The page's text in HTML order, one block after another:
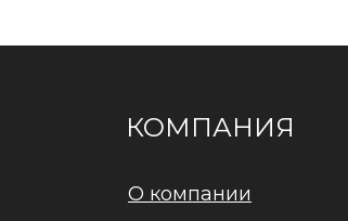
КОМПАНИЯ
О компании